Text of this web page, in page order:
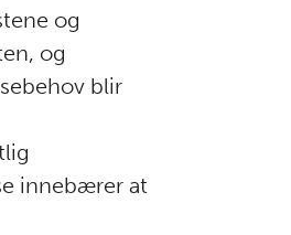
og
og
blir
innebærer at